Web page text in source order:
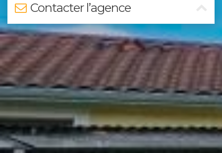
Contacter l’agence
Nom* Prénom*
Téléphone
E-mail*
Message*